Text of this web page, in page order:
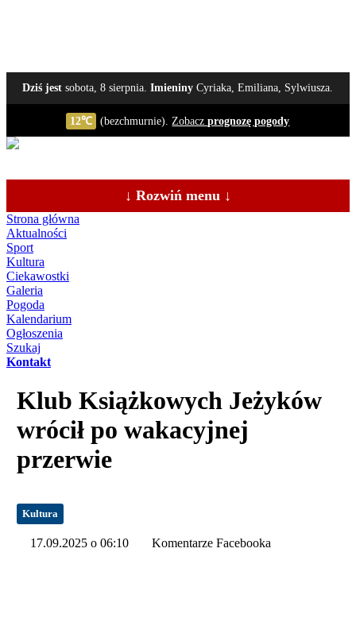
Dziś jest sobota, 8 sierpnia.Imieniny Cyriaka, Emiliana, Sylwiusza.
12℃ (bezchmurnie).Zobaczprognozę pogody
↓ Rozwiń menu ↓
Strona główna
Aktualności
Sport
Kultura
Ciekawostki
Galeria
Pogoda
Kalendarium
Ogłoszenia
Szukaj
Kontakt
Klub Książkowych Jeżyków
wrócił po wakacyjnej
przerwie
Kultura
17.09.2025 o 06:10 Komentarze Facebooka